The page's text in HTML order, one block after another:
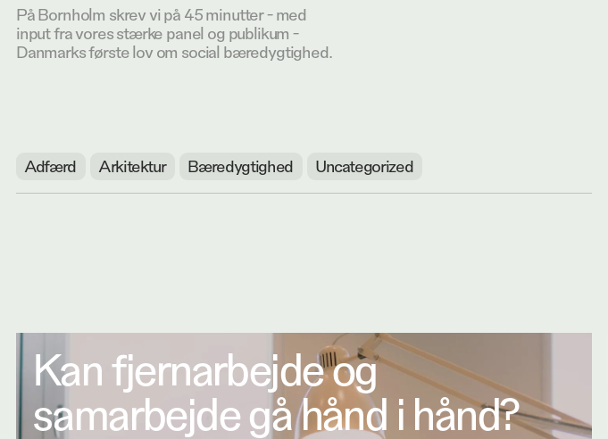
På Bornholm skrev vi på 45 minutter - med
input fra vores stærke panel og publikum -
Danmarks første lov om social bæredygtighed.
Adfærd Arkitektur Bæredygtighed Uncategorized
Kan fjernarbejde og
samarbejde gå hånd i hånd?